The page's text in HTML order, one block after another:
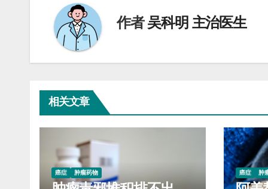
航
作者吴科明 主治医生
相关文章
癌症 肿瘤药物 癌症 肿